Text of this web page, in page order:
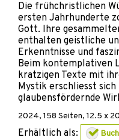
Die frühchristlichen
ersten Jahrhunderte
Gott. Ihre
enthalten geistliche
Erkenntnisse und
Beim kontemplativen
kratzigen Texte mit
Mystik erschliesst
glaubensfördernde
2024, 158 Seiten, 12.5 x
Erhältlich als: Buch